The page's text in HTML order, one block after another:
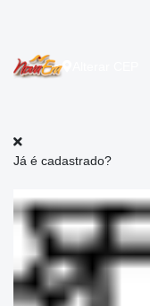
Já é cadastrado?